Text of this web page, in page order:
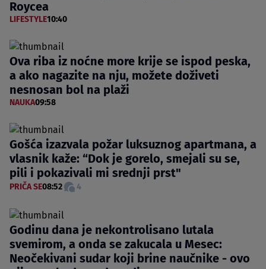
Roycea
LIFESTYLE10:40
Ova riba iz noćne more krije se ispod peska,
a ako nagazite na nju, možete doživeti
nesnosan bol na plaži
NAUKA09:58
Gošća izazvala požar luksuznog apartmana, a
vlasnik kaže: “Dok je gorelo, smejali su se,
pili i pokazivali mi srednji prst"
PRIČA SE08:52 4
Godinu dana je nekontrolisano lutala
svemirom, a onda se zakucala u Mesec:
Neočekivani sudar koji brine naučnike - ovo